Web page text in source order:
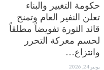
حكومة التغيير والبناء
تعلن النفير العام وتمنح
قائد الثورة تفويضاً مطلقاً
لحسم معركة التحرر
وانتزاع…
يونيو 24, 2026